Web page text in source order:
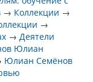
→ Коллекции →
→
→ Деятели
Юлиан
Юлиан Семёнов